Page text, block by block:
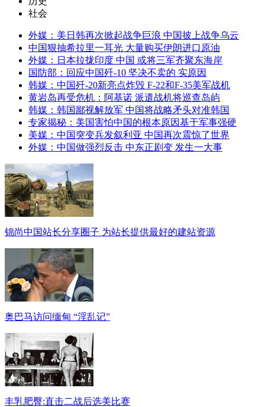
社会
外媒：美日韩再次掀起战争巨浪 中国披上战争乌云
中国狠抽希拉里一耳光 大量购买伊朗进口原油
外媒：日本拉拢印度 中国 或将三军齐聚东海岸
国防部：回应中国歼-10 坚决不卖的 实原因
韩媒：中国歼-20新亮点炸毁 F-22和F-35美军战机
黄岩岛再受危机：阿基诺 派遣战机将巡查岛屿
韩媒：韩国鄙视解放军 中国将战略矛头对准韩国
专家揭秘：美国害怕中国的根本原因基于军事强硬
美媒：中国突变兵发叙利亚 中国再次震惊了世界
外媒：中国做强烈反击 中东正剧变 发生一大事
锦尚中国站长分享圈子 为站长提供最好的建站资源
奥巴马访问缅甸 “淫乱记”
丰乳肥臀:直击二战后选美比赛